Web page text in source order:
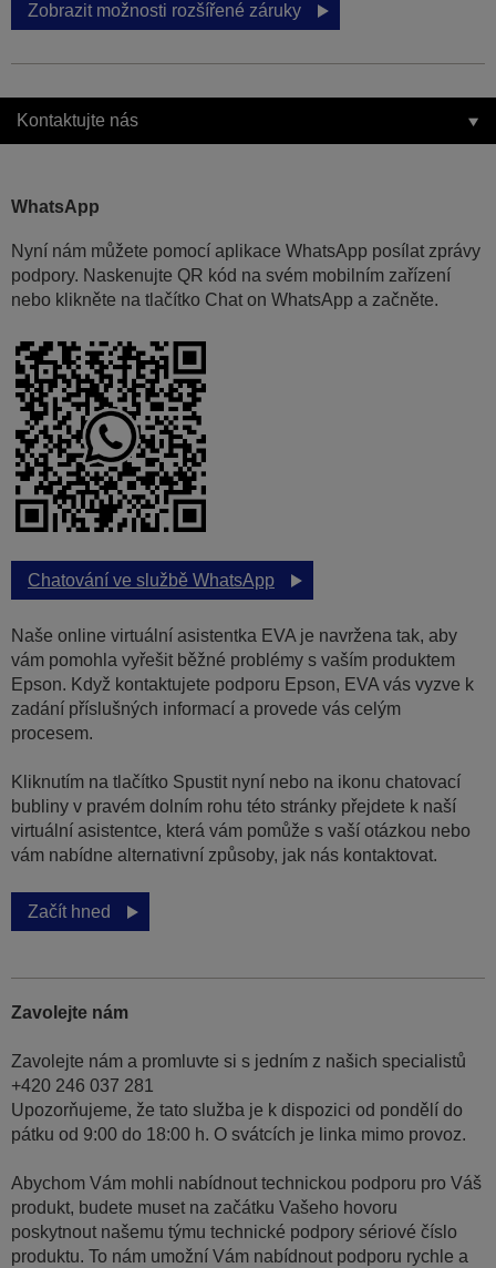
Zobrazit možnosti rozšířené záruky
Kontaktujte nás
WhatsApp
Nyní nám můžete pomocí aplikace WhatsApp posílat zprávy
podpory. Naskenujte QR kód na svém mobilním zařízení
nebo klikněte na tlačítko Chat on WhatsApp a začněte.
Chatování ve službě WhatsApp
Naše online virtuální asistentka EVA je navržena tak, aby
vám pomohla vyřešit běžné problémy s vaším produktem
Epson. Když kontaktujete podporu Epson, EVA vás vyzve k
zadání příslušných informací a provede vás celým
procesem.
Kliknutím na tlačítko Spustit nyní nebo na ikonu chatovací
bubliny v pravém dolním rohu této stránky přejdete k naší
virtuální asistentce, která vám pomůže s vaší otázkou nebo
vám nabídne alternativní způsoby, jak nás kontaktovat.
Začít hned
Zavolejte nám
Zavolejte nám a promluvte si s jedním z našich specialistů
+420 246 037 281
Upozorňujeme, že tato služba je k dispozici od pondělí do
pátku od 9:00 do 18:00 h. O svátcích je linka mimo provoz.
Abychom Vám mohli nabídnout technickou podporu pro Váš
produkt, budete muset na začátku Vašeho hovoru
poskytnout našemu týmu technické podpory sériové číslo
produktu. To nám umožní Vám nabídnout podporu rychle a